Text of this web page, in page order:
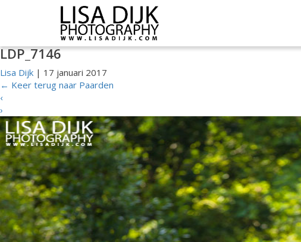
LDP_7146
Lisa Dijk | 17 januari 2017
← Keer terug naar Paarden
‹
›